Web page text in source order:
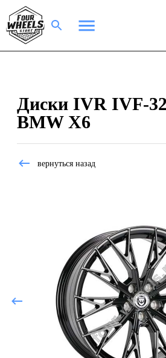
Диски IVR IVF-
BMW X6
вернуться назад